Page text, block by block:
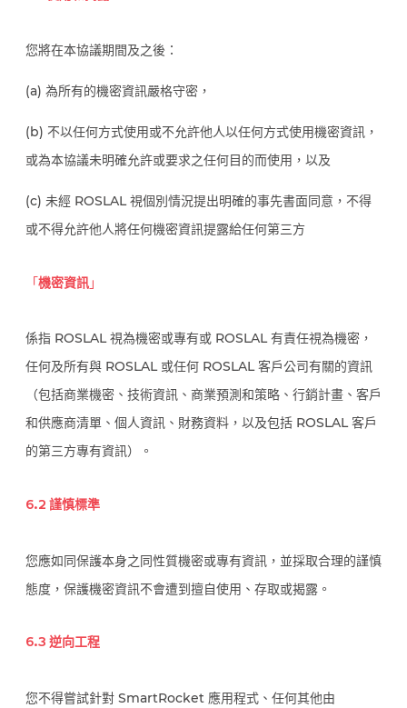
您將在本協議期間及之後：
(a) 為所有的機密資訊嚴格守密，
(b) 不以任何方式使用或不允許他人以任何方式使用機密資訊，
或為本協議未明確允許或要求之任何目的而使用，以及
(c) 未經 ROSLAL 視個別情況提出明確的事先書面同意，不得
或不得允許他人將任何機密資訊提露給任何第三方
「 機密資訊 」
係指 ROSLAL 視為機密或專有或 ROSLAL 有責任視為機密，
任何及所有與 ROSLAL 或任何 ROSLAL 客戶公司有關的資訊
（包括商業機密、技術資訊、商業預測和策略、行銷計畫、客戶
和供應商清單、個人資訊、財務資料，以及包括 ROSLAL 客戶
的第三方專有資訊）。
6.2 謹慎標準
您應如同保護本身之同性質機密或專有資訊，並採取合理的謹慎
態度，保護機密資訊不會遭到擅自使用、存取或揭露。
6.3 逆向工程
您不得嘗試針對 SmartRocket 應用程式、任何其他由